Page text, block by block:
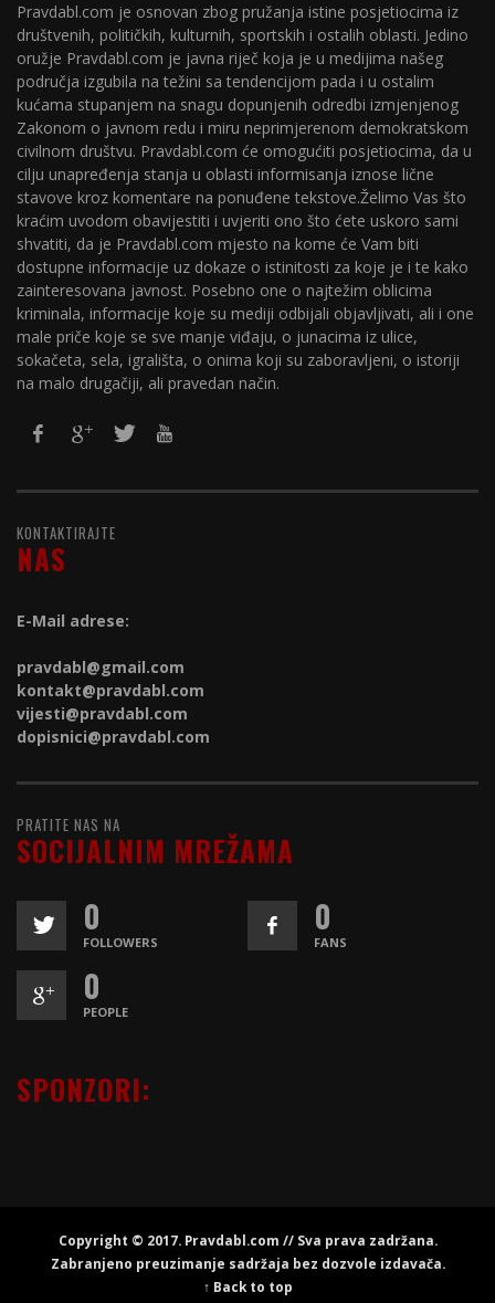
Pravdabl.com je osnovan zbog pružanja istine posjetiocima iz
društvenih, političkih, kulturnih, sportskih i ostalih oblasti. Jedino
oružje Pravdabl.com je javna riječ koja je u medijima našeg
područja izgubila na težini sa tendencijom pada i u ostalim
kućama stupanjem na snagu dopunjenih odredbi izmjenjenog
Zakonom o javnom redu i miru neprimjerenom demokratskom
civilnom društvu. Pravdabl.com će omogućiti posjetiocima, da u
cilju unapređenja stanja u oblasti informisanja iznose lične
stavove kroz komentare na ponuđene tekstove.Želimo Vas što
kraćim uvodom obavijestiti i uvjeriti ono što ćete uskoro sami
shvatiti, da je Pravdabl.com mjesto na kome će Vam biti
dostupne informacije uz dokaze o istinitosti za koje je i te kako
zainteresovana javnost. Posebno one o najtežim oblicima
kriminala, informacije koje su mediji odbijali objavljivati, ali i one
male priče koje se sve manje viđaju, o junacima iz ulice,
sokačeta, sela, igrališta, o onima koji su zaboravljeni, o istoriji
na malo drugačiji, ali pravedan način.
KONTAKTIRAJTE
NAS
E-Mail adrese:
pravdabl@gmail.com
kontakt@pravdabl.com
vijesti@pravdabl.com
dopisnici@pravdabl.com
PRATITE NAS NA
SOCIJALNIM MREŽAMA
0
FOLLOWERS
0
FANS
0
PEOPLE
SPONZORI:
Copyright © 2017. Pravdabl.com // Sva prava zadržana.
Zabranjeno preuzimanje sadržaja bez dozvole izdavača.
↑ Back to top